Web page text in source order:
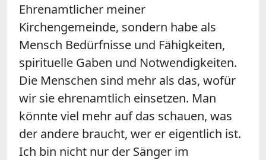
Ehrenamtlicher meiner
Kirchengemeinde, sondern habe als
Mensch Bedürfnisse und Fähigkeiten,
spirituelle Gaben und Notwendigkeiten.
Die Menschen sind mehr als das, wofür
wir sie ehrenamtlich einsetzen. Man
könnte viel mehr auf das schauen, was
der andere braucht, wer er eigentlich ist.
Ich bin nicht nur der Sänger im